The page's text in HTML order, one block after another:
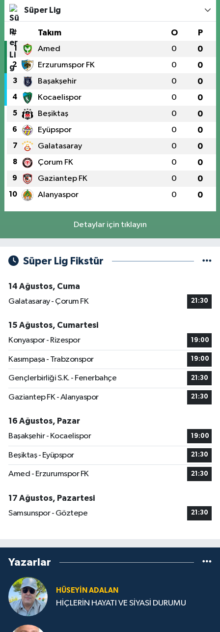
Süper Lig
# Takım O P
1 Amed 0 0
2 Erzurumspor FK 0 0
3 Başakşehir 0 0
4 Kocaelispor 0 0
5 Beşiktaş 0 0
6 Eyüpspor 0 0
7 Galatasaray 0 0
8 Çorum FK 0 0
9 Gaziantep FK 0 0
10 Alanyaspor 0 0
Detaylar için tıklayın
Süper Lig Fikstür
14 Ağustos, Cuma
Galatasaray - Çorum FK
21:30
15 Ağustos, Cumartesi
Konyaspor - Rizespor
19:00
Kasımpaşa - Trabzonspor 19:00
Gençlerbirliği S.K. - Fenerbahçe 21:30
Gaziantep FK - Alanyaspor 21:30
16 Ağustos, Pazar
Başakşehir - Kocaelispor
19:00
Beşiktaş - Eyüpspor 21:30
Amed - Erzurumspor FK 21:30
17 Ağustos, Pazartesi
Samsunspor - Göztepe
21:30
Yazarlar
HÜSEYIN ADALAN
HİÇLERİN HAYATI VE SİYASİ DURUMU